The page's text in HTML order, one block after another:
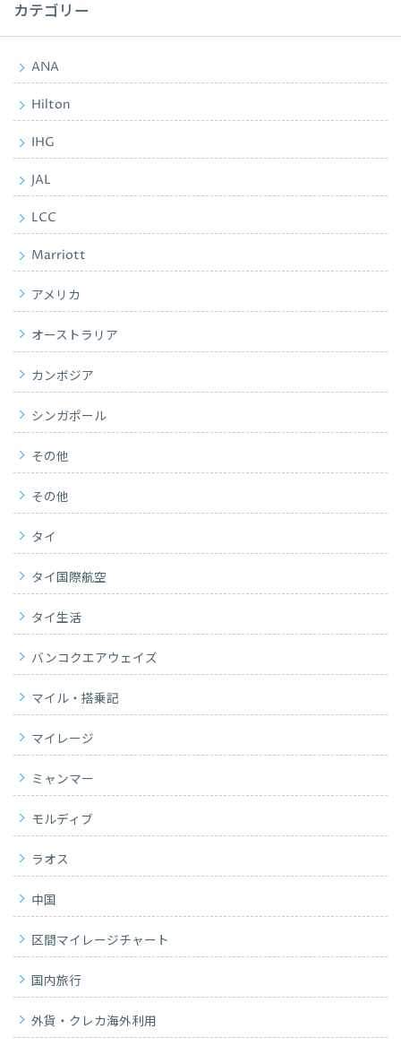
カテゴリー
ANA
Hilton
IHG
JAL
LCC
Marriott
アメリカ
オーストラリア
カンボジア
シンガポール
その他
その他
タイ
タイ国際航空
タイ生活
バンコクエアウェイズ
マイル・搭乗記
マイレージ
ミャンマー
モルディブ
ラオス
中国
区間マイレージチャート
国内旅行
外貨・クレカ海外利用